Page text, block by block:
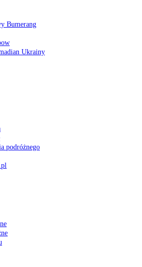
Bumerang
Ukrainy
podróżnego